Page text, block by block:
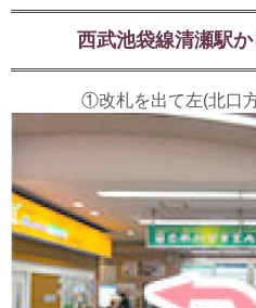
西武池袋線清瀬駅
①改札を出て左(北口